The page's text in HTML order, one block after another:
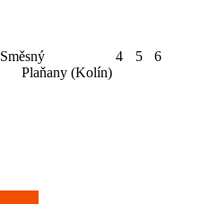
Směsný
Plaňany (Kolín)
4 5 6